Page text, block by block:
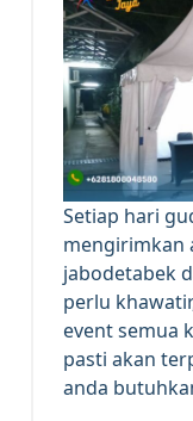
Setiap hari
mengirimkan
jabodetabek
perlu
event semua
pasti akan
anda